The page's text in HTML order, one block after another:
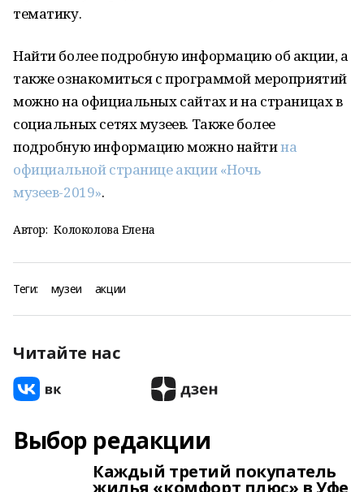
тематику.
Найти более подробную информацию об акции, а
также ознакомиться с программой мероприятий
можно на официальных сайтах и на страницах в
социальных сетях музеев. Также более
подробную информацию можно найтина
официальной странице акции «Ночь
музеев-2019».
Автор: Колоколова Елена
Теги: музеи акции
Читайте нас
Выбор редакции
Каждый третий покупатель
жилья «комфорт плюс» в Уфе